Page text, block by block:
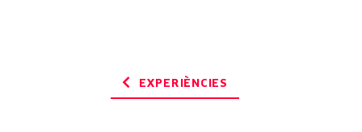
EXPERIÈNCIES